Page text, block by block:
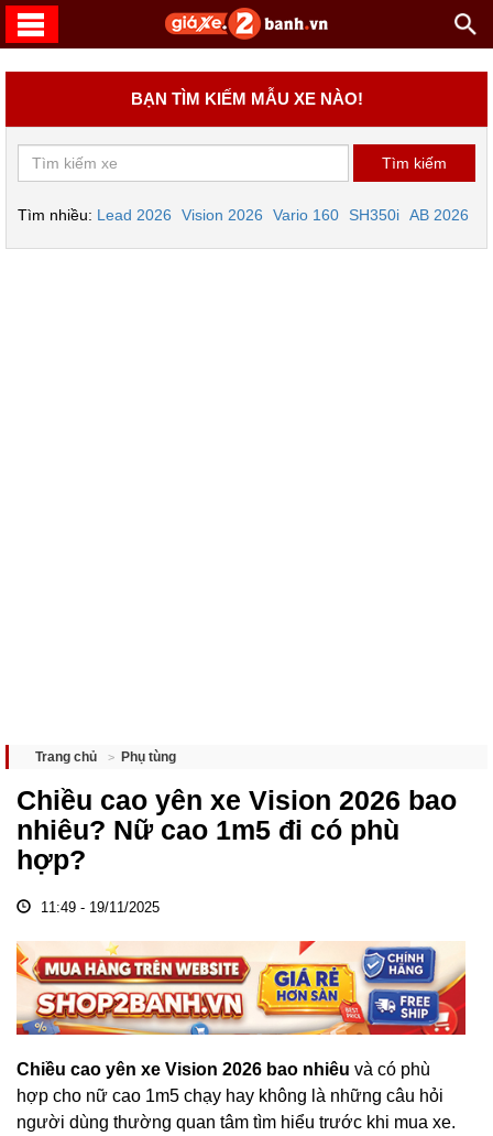
BẠN TÌM KIẾM MẪU XE NÀO!
Tìm nhiều: Lead 2026 Vision 2026 Vario 160 SH350i AB 2026
Trang chủ Phụ tùng
Chiều cao yên xe Vision 2026 bao
nhiêu? Nữ cao 1m5 đi có phù
hợp?
11:49 - 19/11/2025
Chiều cao yên xe Vision 2026 bao nhiêu và có phù
hợp cho nữ cao 1m5 chạy hay không là những câu hỏi
người dùng thường quan tâm tìm hiểu trước khi mua xe.